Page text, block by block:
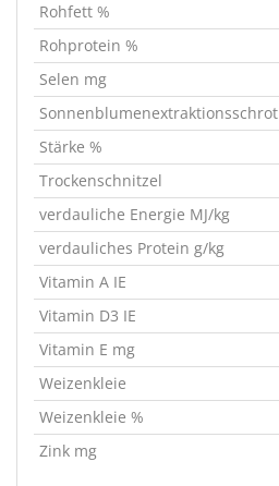
Rohfett %
Rohprotein %
Selen mg
Sonnenblumenextraktionsschrot
Stärke %
Trockenschnitzel
verdauliche Energie MJ/kg
verdauliches Protein g/kg
Vitamin A IE
Vitamin D3 IE
Vitamin E mg
Weizenkleie
Weizenkleie %
Zink mg